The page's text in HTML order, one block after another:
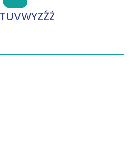
TUVWYZŹŻ